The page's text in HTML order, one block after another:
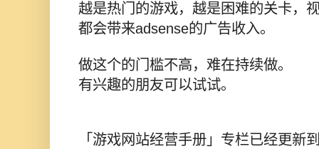
越是热门的游戏，越是困难的关卡，
都会带来adsense的广告收入。
做这个的门槛不高，难在持续做。
有兴趣的朋友可以试试。
「游戏网站经营手册」专栏已经更新